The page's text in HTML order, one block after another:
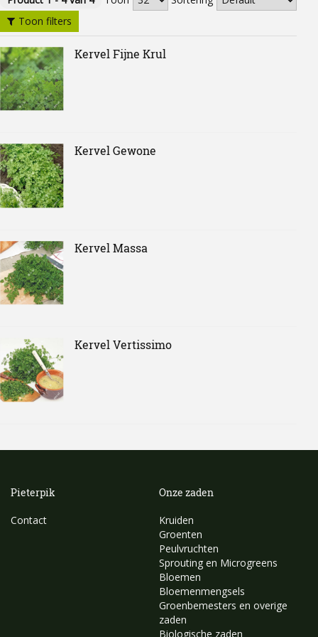
Toon filters
Kervel Fijne Krul
Kervel Gewone
Kervel Massa
Kervel Vertissimo
Pieterpik
Contact
Onze zaden
Kruiden
Groenten
Peulvruchten
Sprouting en Microgreens
Bloemen
Bloemenmengsels
Groenbemesters en overige
zaden
Biologische zaden